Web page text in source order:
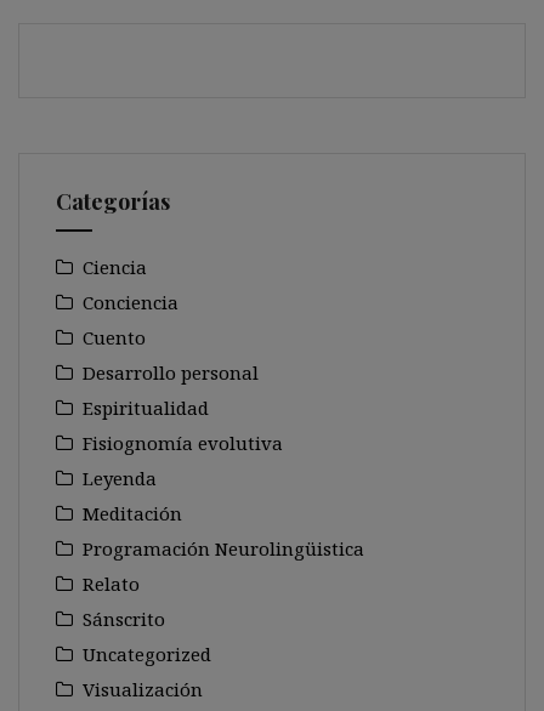
Categorías
Ciencia
Conciencia
Cuento
Desarrollo personal
Espiritualidad
Fisiognomía evolutiva
Leyenda
Meditación
Programación Neurolingüistica
Relato
Sánscrito
Uncategorized
Visualización